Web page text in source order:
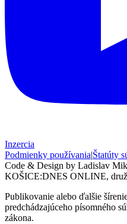
Inzercia
Podmienky používania|Štatúty
Code & Design by Ladislav
KOŠICE:DNES ONLINE,
Publikovanie alebo ďalšie
predchádzajúceho písomného
zákona.